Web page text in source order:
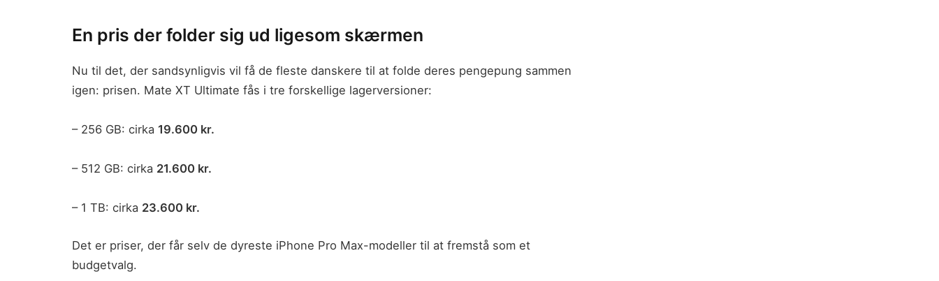
En pris der folder sig ud ligesom skærmen
Nu til det, der sandsynligvis vil få de fleste danskere til at folde deres pengepung sammen
igen: prisen. Mate XT Ultimate fås i tre forskellige lagerversioner:
– 256 GB: cirka 19.600 kr.
– 512 GB: cirka 21.600 kr.
– 1 TB: cirka 23.600 kr.
Det er priser, der får selv de dyreste iPhone Pro Max-modeller til at fremstå som et
budgetvalg.